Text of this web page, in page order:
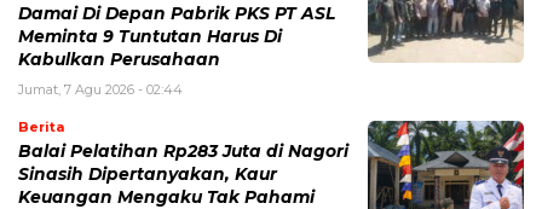
Damai Di Depan Pabrik PKS PT ASL
Meminta 9 Tuntutan Harus Di
Kabulkan Perusahaan
Jumat, 7 Agu 2026 - 02:44
Berita
Balai Pelatihan Rp283 Juta di Nagori
Sinasih Dipertanyakan, Kaur
Keuangan Mengaku Tak Pahami